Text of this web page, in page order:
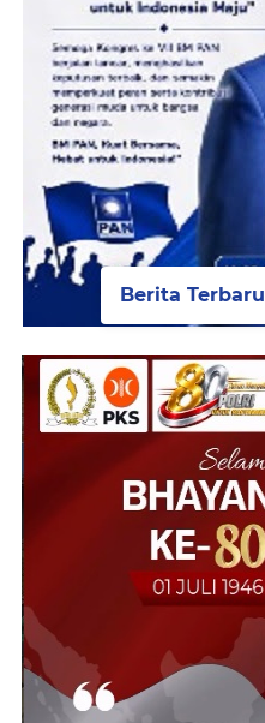
Berita Terbaru